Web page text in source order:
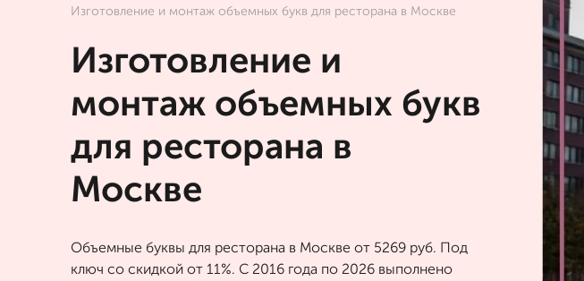
Изготовление и монтаж объемных букв для ресторана в Москве
Изготовление и
монтаж объемных букв
для ресторана в
Москве
Объемные буквы для ресторана в Москве от 5269 руб. Под
ключ со скидкой от 11%. С 2016 года по 2026 выполнено